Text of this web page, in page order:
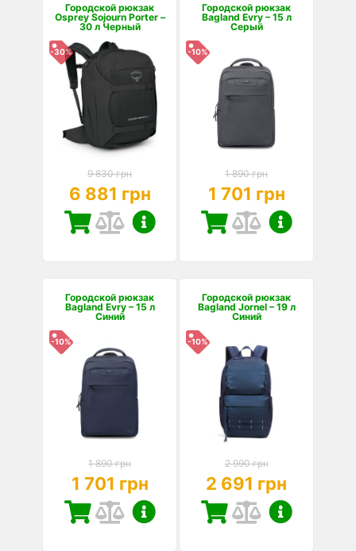
Городской рюкзак
Osprey Sojourn Porter –
30 л Черный
-30%
9 830 грн
6 881 грн
Городской рюкзак
Bagland Evry – 15 л
Серый
-10%
1 890 грн
1 701 грн
Городской рюкзак
Bagland Evry – 15 л
Синий
-10%
1 890 грн
1 701 грн
Городской рюкзак
Bagland Jornel – 19 л
Синий
-10%
2 990 грн
2 691 грн